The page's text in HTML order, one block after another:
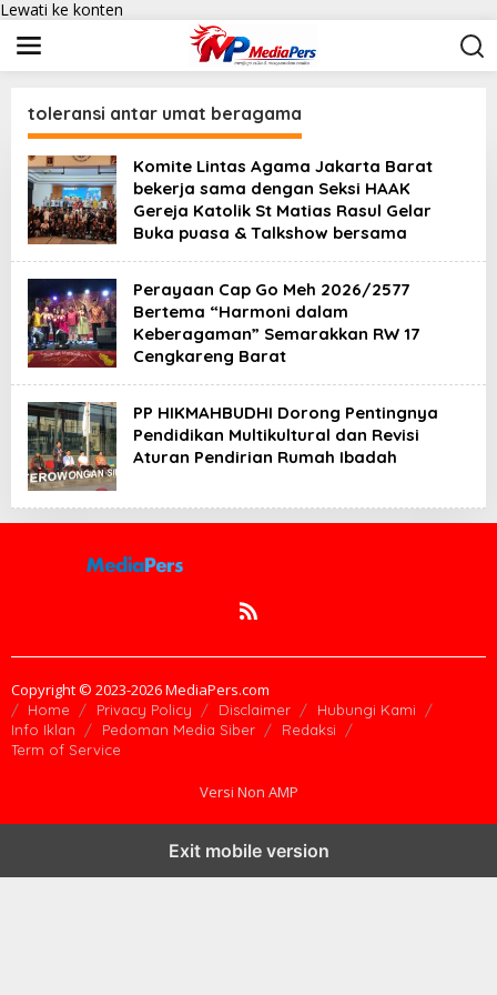
Lewati ke konten
toleransi antar umat beragama
Komite Lintas Agama Jakarta Barat
bekerja sama dengan Seksi HAAK
Gereja Katolik St Matias Rasul Gelar
Buka puasa & Talkshow bersama
Perayaan Cap Go Meh 2026/2577
Bertema “Harmoni dalam
Keberagaman” Semarakkan RW 17
Cengkareng Barat
PP HIKMAHBUDHI Dorong Pentingnya
Pendidikan Multikultural dan Revisi
Aturan Pendirian Rumah Ibadah
Copyright © 2023-2026 MediaPers.com
Home Privacy Policy Disclaimer
Hubungi Kami
Info Iklan
Pedoman Media Siber
Redaksi
Term of Service
Versi Non AMP
Exit mobile version